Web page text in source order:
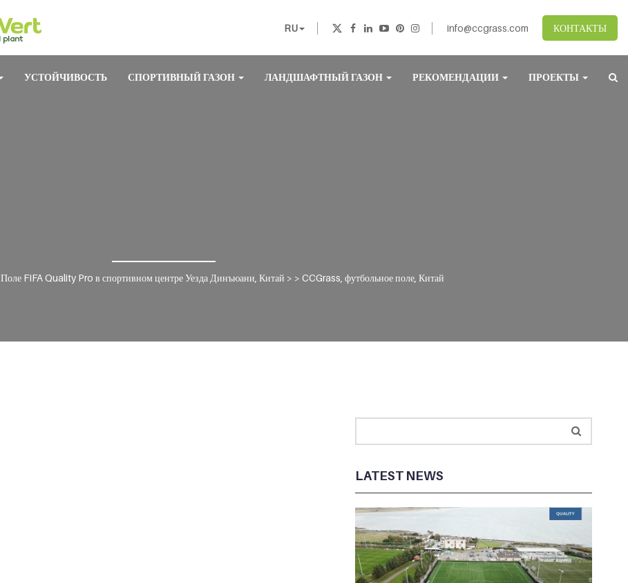
RU info@ccgrass.com КОНТАКТЫ
УСТОЙЧИВОСТЬ СПОРТИВНЫЙ ГАЗОН ЛАНДШАФТНЫЙ ГАЗОН РЕКОМЕНДАЦИИ ПРОЕКТЫ
Поле FIFA Quality Pro в спортивном центре Уезда Динъюани, Китай > > CCGrass, футбольное поле, Китай
LATEST NEWS